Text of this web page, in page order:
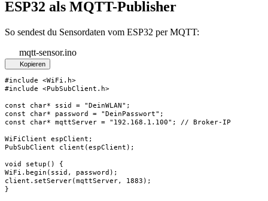
ESP32 als MQTT-Publisher
So sendest du Sensordaten vom ESP32 per MQTT:
mqtt-sensor.ino
Kopieren
#include <WiFi.h>
#include <PubSubClient.h>
const char* ssid = "DeinWLAN";
const char* password = "DeinPasswort";
const char* mqttServer = "192.168.1.100"; // Broker-IP
WiFiClient espClient;
PubSubClient client(espClient);
void setup() {
WiFi.begin(ssid, password);
client.setServer(mqttServer, 1883);
}